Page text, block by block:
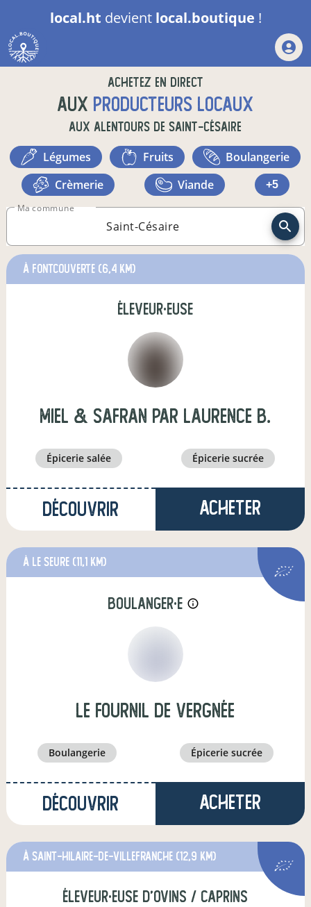
local.ht devient local.boutique !
Achetez en direct
auxproducteurs locaux
aux alentours deSaint-Césaire
légumes fruits
boulangerie
crèmerie
viande +5
Ma commune
à Fontcouverte (6,4 km)
éleveur·euse
Miel & Safran par Laurence B.
épicerie salée épicerie sucrée
Découvrir Acheter
à Le Seure (11,1 km)
boulanger·e info_outline
Le Fournil de Vergnée
boulangerie épicerie sucrée
Découvrir Acheter
à Saint-Hilaire-de-Villefranche (12,9 km)
éleveur·euse d'ovins / caprins